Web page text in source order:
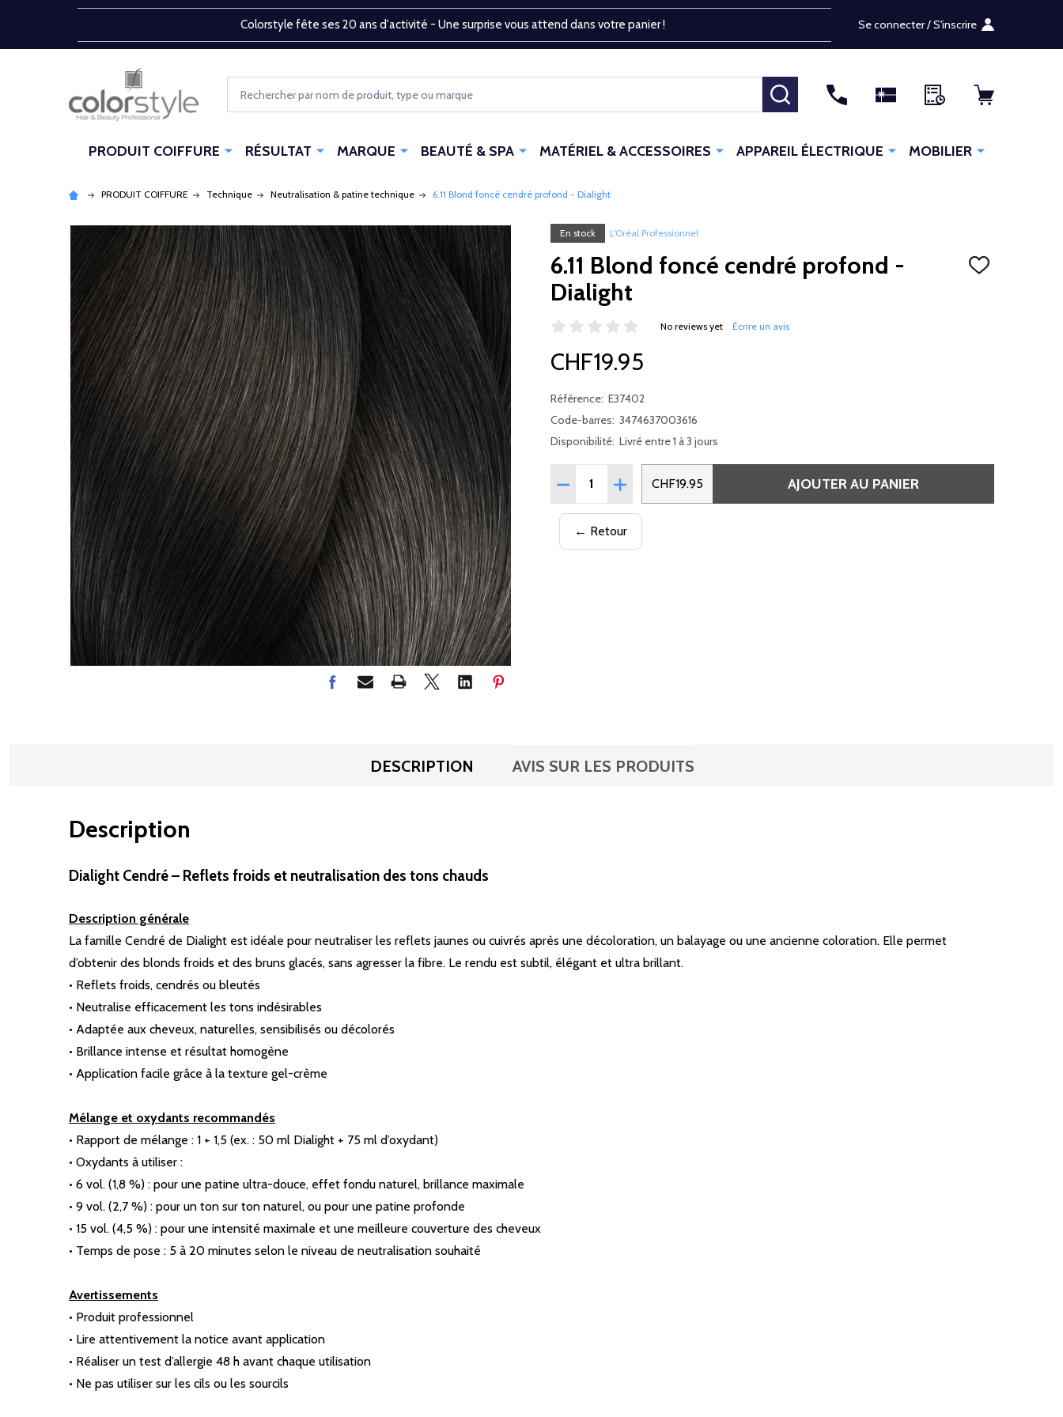
Colorstyle fête ses 20 ans d'activité - Une surprise vous attend dans votre panier ! Se connecter / S'inscrire
RECHERCHER
PRODUIT COIFFURE RÉSULTAT MARQUE BEAUTÉ & SPA MATÉRIEL & ACCESSOIRES APPAREIL ÉLECTRIQUE MOBILIER
PRODUIT COIFFURE Technique Neutralisation & patine technique 6.11 Blond foncé cendré profond - Dialight
En stock L'Oréal Professionnel
6.11 Blond foncé cendré profond -
Dialight
AJOUTER
No reviews yet Écrire un avis
CHF19.95
Référence: E37402
Code-barres: 3474637003616
Disponibilité: Livré entre 1 à 3 jours
Quantité:
RÉDUIRE LA QUANTITÉ DE 6.11 BLOND FONCÉ CENDRÉ PROFOND - DIALIGHT
AUGMENTER LA QUANTITÉ DE 6.11 BLOND FONCÉ CENDRÉ PROFOND -
CHF19.95 AJOUTER AU PANIER
← Retour
DESCRIPTION AVIS SUR LES PRODUITS
Description
Dialight Cendré – Reflets froids et neutralisation des tons chauds
Description générale
La famille Cendré de Dialight est idéale pour neutraliser les reflets jaunes ou cuivrés après une décoloration, un balayage ou une ancienne coloration. Elle permet
d’obtenir des blonds froids et des bruns glacés, sans agresser la fibre. Le rendu est subtil, élégant et ultra brillant.
• Reflets froids, cendrés ou bleutés
• Neutralise efficacement les tons indésirables
• Adaptée aux cheveux, naturelles, sensibilisés ou décolorés
• Brillance intense et résultat homogène
• Application facile grâce à la texture gel-crème
Mélange et oxydants recommandés
• Rapport de mélange : 1 + 1,5 (ex. : 50 ml Dialight + 75 ml d’oxydant)
• Oxydants à utiliser :
• 6 vol. (1,8 %) : pour une patine ultra-douce, effet fondu naturel, brillance maximale
• 9 vol. (2,7 %) : pour un ton sur ton naturel, ou pour une patine profonde
• 15 vol. (4,5 %) : pour une intensité maximale et une meilleure couverture des cheveux
• Temps de pose : 5 à 20 minutes selon le niveau de neutralisation souhaité
Avertissements
• Produit professionnel
• Lire attentivement la notice avant application
• Réaliser un test d’allergie 48 h avant chaque utilisation
• Ne pas utiliser sur les cils ou les sourcils